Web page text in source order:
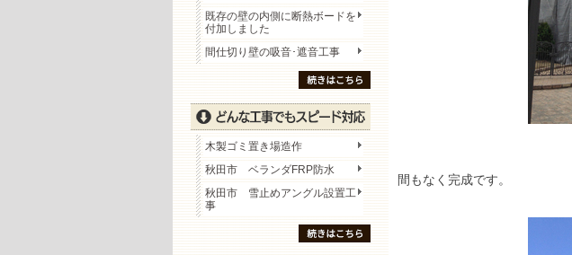
間もなく完成です。
既存の壁の内側に断熱ボードを
付加しました
間仕切り壁の吸音･遮音工事
木製ゴミ置き場造作
秋田市 ベランダFRP防水
秋田市 雪止めアングル設置工
事